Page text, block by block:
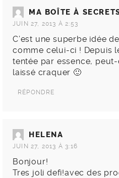
MA BOÎTE À
JUIN 27, 2013 À 2:53
C’est une superbe idée
comme celui-ci ! Depuis
tentée par essence,
laissé craquer 🙂
RÉPONDRE
HELENA
JUIN 27, 2013 À 3:16
Bonjour!
Tres joli defi!avec des